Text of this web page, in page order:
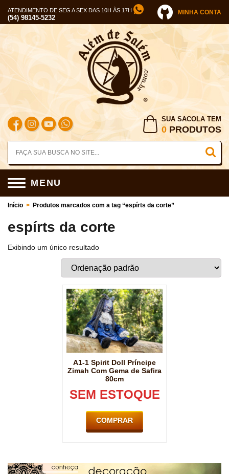
ATENDIMENTO DE SEG A SEX DAS 10H ÀS 17H
(54) 98145-5232
MINHA CONTA
SUA SACOLA TEM
0 PRODUTOS
MENU
Início > Produtos marcados com a tag “espírts da corte”
espírts da corte
Exibindo um único resultado
A1-1 Spirit Doll Príncipe
Zimah Com Gema de Safira
80cm
SEM ESTOQUE
COMPRAR